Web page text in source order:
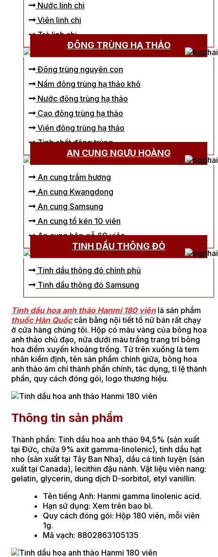
Nước linh chi
Viên linh chi
Trà linh chi
ĐÔNG TRÙNG HẠ THẢO
Đông trùng nguyên con
Nấm đông trùng hạ thảo khô
Nước đông trùng hạ thảo
Cao đông trùng hạ thảo
Viên đông trùng hạ thảo
Tinh chất đông trùng
AN CUNG NGƯU HOÀNG
An cung trầm hương
An cung Kwangdong
An cung Samsung
An cung tổ kén 10 viên
An cung hộp gỗ 60 viên
TINH DẦU THÔNG ĐỎ
Tinh dầu thông đỏ chính phủ
Tinh dầu thông đỏ Samsung
Tinh dầu hoa anh thảo Hanmi 180 viênlà sản phẩm
thuốc Hàn Quốccân bằng nội tiết tố nữ bán rất chạy
ở cửa hàng chúng tôi. Hộp có màu vàng của bông hoa
anh thảo chủ đạo, nửa dưới màu trắng trang trí bông
hoa điểm xuyến khoảng trống. Từ trên xuống là tem
nhãn kiểm định, tên sản phẩm chính giữa, bông hoa
anh thảo ám chỉ thành phần chính, tác dụng, tỉ lệ thành
phần, quy cách đóng gói, logo thương hiệu.
Thông tin sản phẩm
Thành phần: Tinh dầu hoa anh thảo 94,5% (sản xuất
tại Đức, chứa 9% axit gamma-linolenic), tinh dầu hạt
nho (sản xuất tại Tây Ban Nha), dầu cá tinh luyện (sản
xuất tại Canada), lecithin đậu nành. Vật liệu viên nang:
gelatin, glycerin, dung dịch D-sorbitol, etyl vanillin.
Tên tiếng Anh: Hanmi gamma linolenic acid.
Hạn sử dụng: Xem trên bao bì.
Quy cách đóng gói: Hộp 180 viên, mỗi viên
1g.
Mã vạch: 8802863105135